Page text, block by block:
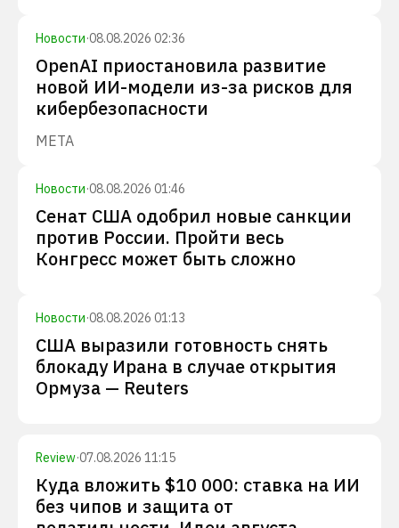
Новости·08.08.2026 02:36
OpenAI приостановила развитие
новой ИИ-модели из-за рисков для
кибербезопасности
META
Новости·08.08.2026 01:46
Сенат США одобрил новые санкции
против России. Пройти весь
Конгресс может быть сложно
Новости·08.08.2026 01:13
США выразили готовность снять
блокаду Ирана в случае открытия
Ормуза — Reuters
Review·07.08.2026 11:15
Куда вложить $10 000: ставка на ИИ
без чипов и защита от